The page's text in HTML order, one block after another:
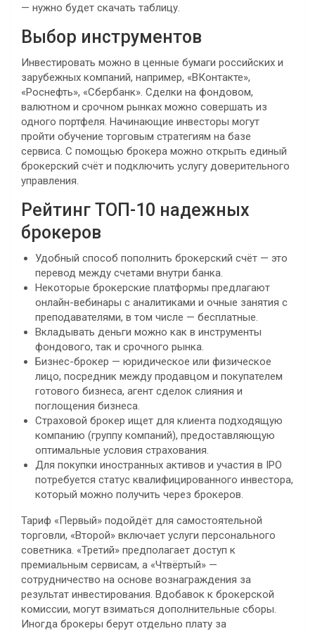
— нужно будет скачать таблицу.
Выбор инструментов
Инвестировать можно в ценные бумаги российских и
зарубежных компаний, например, «ВКонтакте»,
«Роснефть», «Сбербанк». Сделки на фондовом,
валютном и срочном рынках можно совершать из
одного портфеля. Начинающие инвесторы могут
пройти обучение торговым стратегиям на базе
сервиса. С помощью брокера можно открыть единый
брокерский счёт и подключить услугу доверительного
управления.
Рейтинг ТОП-10 надежных
брокеров
Удобный способ пополнить брокерский счёт — это
перевод между счетами внутри банка.
Некоторые брокерские платформы предлагают
онлайн-вебинары с аналитиками и очные занятия с
преподавателями, в том числе — бесплатные.
Вкладывать деньги можно как в инструменты
фондового, так и срочного рынка.
Бизнес-брокер — юридическое или физическое
лицо, посредник между продавцом и покупателем
готового бизнеса, агент сделок слияния и
поглощения бизнеса.
Страховой брокер ищет для клиента подходящую
компанию (группу компаний), предоставляющую
оптимальные условия страхования.
Для покупки иностранных активов и участия в IPO
потребуется статус квалифицированного инвестора,
который можно получить через брокеров.
Тариф «Первый» подойдёт для самостоятельной
торговли, «Второй» включает услуги персонального
советника. «Третий» предполагает доступ к
премиальным сервисам, а «Чтвёртый» —
сотрудничество на основе вознаграждения за
результат инвестирования. Вдобавок к брокерской
комиссии, могут взиматься дополнительные сборы.
Иногда брокеры берут отдельно плату за